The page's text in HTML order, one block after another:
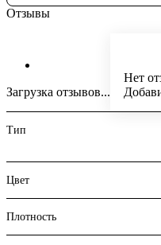
Отзывы
Загрузка отзывов...
Нет
Тип
Цвет
Плотность